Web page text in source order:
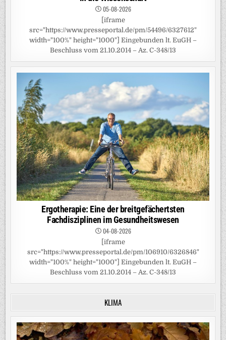
05-08-2026
[iframe
src="https://www.presseportal.de/pm/54496/6327612"
width="100%" height="1000"] Eingebunden lt. EuGH –
Beschluss vom 21.10.2014 – Az. C-348/13
Ergotherapie: Eine der breitgefächertsten
Fachdisziplinen im Gesundheitswesen
04-08-2026
[iframe
src="https://www.presseportal.de/pm/106910/6326846"
width="100%" height="1000"] Eingebunden lt. EuGH –
Beschluss vom 21.10.2014 – Az. C-348/13
KLIMA